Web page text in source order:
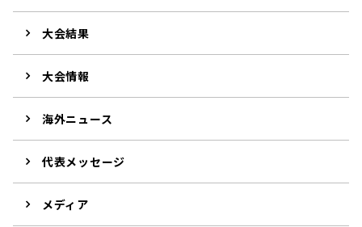
大会結果
大会情報
海外ニュース
代表メッセージ
メディア